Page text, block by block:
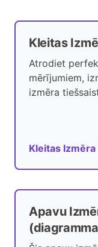
Kleitas
Atrodiet
mērījumiem,
izmēra
Kleitas
Apavu